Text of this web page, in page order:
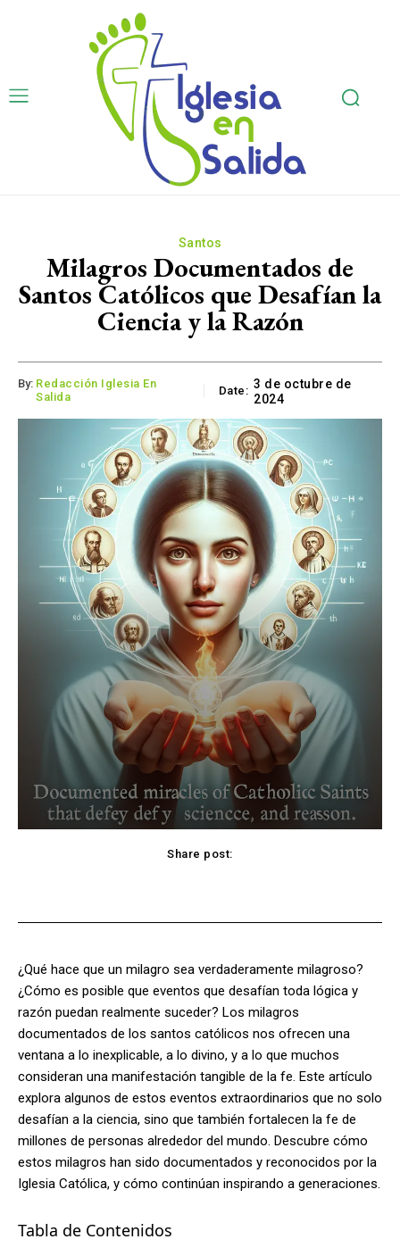
Santos
Milagros Documentados de
Santos Católicos que Desafían la
Ciencia y la Razón
By: Redacción Iglesia En
Salida
Date: 3 de octubre de
2024
Share post:
¿Qué hace que un milagro sea verdaderamente milagroso?
¿Cómo es posible que eventos que desafían toda lógica y
razón puedan realmente suceder? Los milagros
documentados de los santos católicos nos ofrecen una
ventana a lo inexplicable, a lo divino, y a lo que muchos
consideran una manifestación tangible de la fe. Este artículo
explora algunos de estos eventos extraordinarios que no solo
desafían a la ciencia, sino que también fortalecen la fe de
millones de personas alrededor del mundo. Descubre cómo
estos milagros han sido documentados y reconocidos por la
Iglesia Católica, y cómo continúan inspirando a generaciones.
Tabla de Contenidos